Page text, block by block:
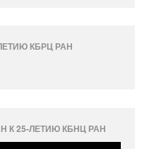
КБРЦ РАН
К 25-ЛЕТИЮ КБНЦ РАН